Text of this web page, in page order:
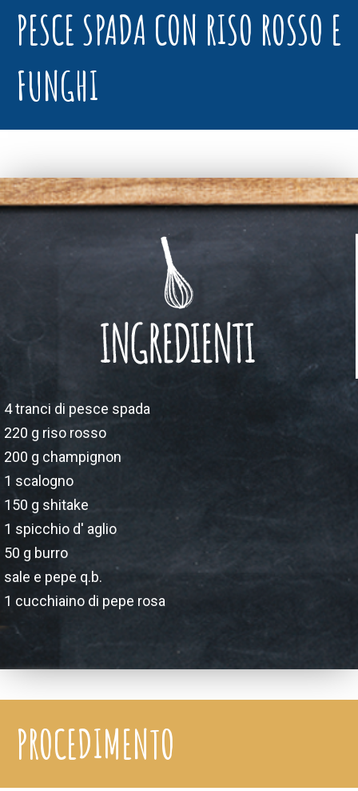
PESCE SPADA CON RISO ROSSO E
FUNGHI
4 tranci di pesce spada
220 g riso rosso
200 g champignon
1 scalogno
150 g shitake
1 spicchio d' aglio
50 g burro
sale e pepe q.b.
1 cucchiaino di pepe rosa
PROCEDIMENTO